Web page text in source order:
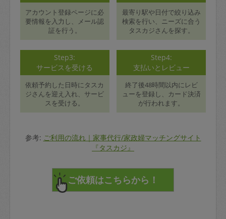
アカウント登録ページに必
要情報を入力し、メール認
証を行う。
最寄り駅や日付で絞り込み
検索を行い、ニーズに合う
タスカジさんを探す。
Step3:
サービスを受ける
依頼予約した日時にタスカ
ジさんを迎え入れ、サービ
スを受ける。
Step4:
支払いとレビュー
終了後48時間以内にレビ
ューを登録し、カード決済
が行われます。
参考: ご利用の流れ｜家事代行/家政婦マッチングサイト
『タスカジ』